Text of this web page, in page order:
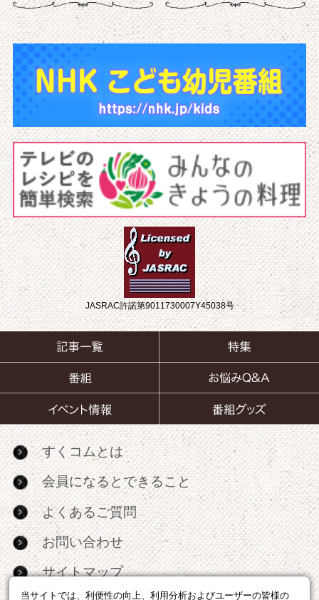
当サイトでは、利便性の向上、利用分析およびユーザーの皆様の
JASRAC許諾第9011730007Y45038号
すくコムとは
会員になるとできること
よくあるご質問
お問い合わせ
サイトマップ